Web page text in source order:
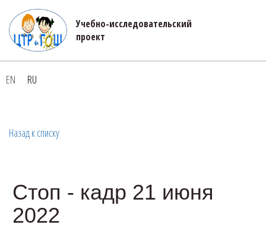
Учебно-исследовательский
проект
EN RU
Назад к списку
Стоп - кадр 21 июня
2022